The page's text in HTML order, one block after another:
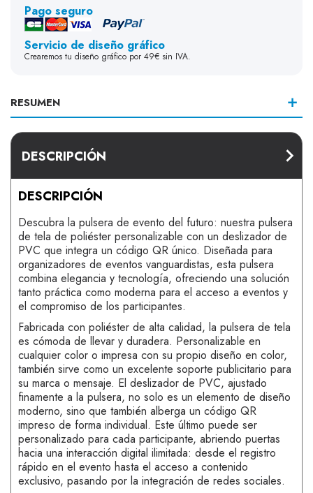
Pago seguro
Servicio de diseño gráfico
Crearemos tu diseño gráfico por 49€ sin IVA.
RESUMEN
DESCRIPCIÓN
DESCRIPCIÓN
Descubra la pulsera de evento del futuro: nuestra pulsera
de tela de poliéster personalizable con un deslizador de
PVC que integra un código QR único. Diseñada para
organizadores de eventos vanguardistas, esta pulsera
combina elegancia y tecnología, ofreciendo una solución
tanto práctica como moderna para el acceso a eventos y
el compromiso de los participantes.
Fabricada con poliéster de alta calidad, la pulsera de tela
es cómoda de llevar y duradera. Personalizable en
cualquier color o impresa con su propio diseño en color,
también sirve como un excelente soporte publicitario para
su marca o mensaje. El deslizador de PVC, ajustado
finamente a la pulsera, no solo es un elemento de diseño
moderno, sino que también alberga un código QR
impreso de forma individual. Este último puede ser
personalizado para cada participante, abriendo puertas
hacia una interacción digital ilimitada: desde el registro
rápido en el evento hasta el acceso a contenido
exclusivo, pasando por la integración de redes sociales.